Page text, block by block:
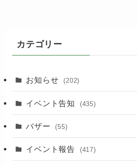
カテゴリー
お知らせ (202)
イベント告知 (435)
バザー (55)
イベント報告 (417)